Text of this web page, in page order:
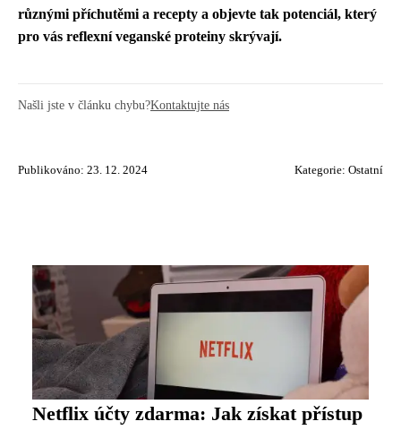
různými příchutěmi a recepty a objevte tak potenciál, který
pro vás reflexní veganské proteiny skrývají.
Našli jste v článku chybu?Kontaktujte nás
Publikováno: 23. 12. 2024 Kategorie: Ostatní
Netflix účty zdarma: Jak získat přístup